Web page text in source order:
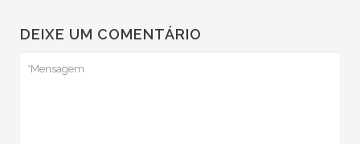
DEIXE UM COMENTÁRIO